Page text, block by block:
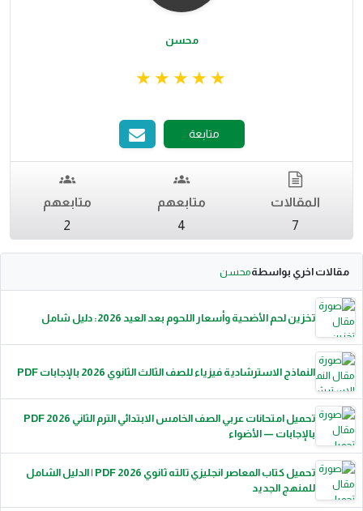
محسن
متابعة
المقالات
7
متابعهم
4
متابعهم
2
مقالات اخري بواسطةمحسن
تخزين لحم الأضحية وأسعار اللحوم بعد العيد 2026: دليل شامل
النماذج الاسترشادية فيزياء للصف الثالث الثانوي 2026 بالإجابات PDF
تحميل امتحانات عربي الصف الخامس الابتدائي الترم الثاني 2026 PDF
بالإجابات — الأضواء
تحميل كتاب المعاصر انجليزي تالته ثانوي 2026 PDF | الدليل الشامل
للمنهج الجديد